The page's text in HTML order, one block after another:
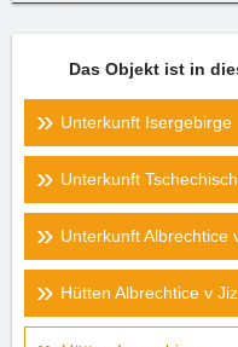
Das Objekt ist in
Unterkunft Isergebirge
Unterkunft
Unterkunft Albrechtice
Hütten Albrechtice v